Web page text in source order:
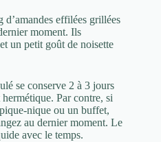
d’amandes effilées grillées
moment. Ils
un petit goût de noisette
se conserve 2 à 3 jours
Par contre, si
nique ou un buffet,
au dernier moment. Le
avec le temps.